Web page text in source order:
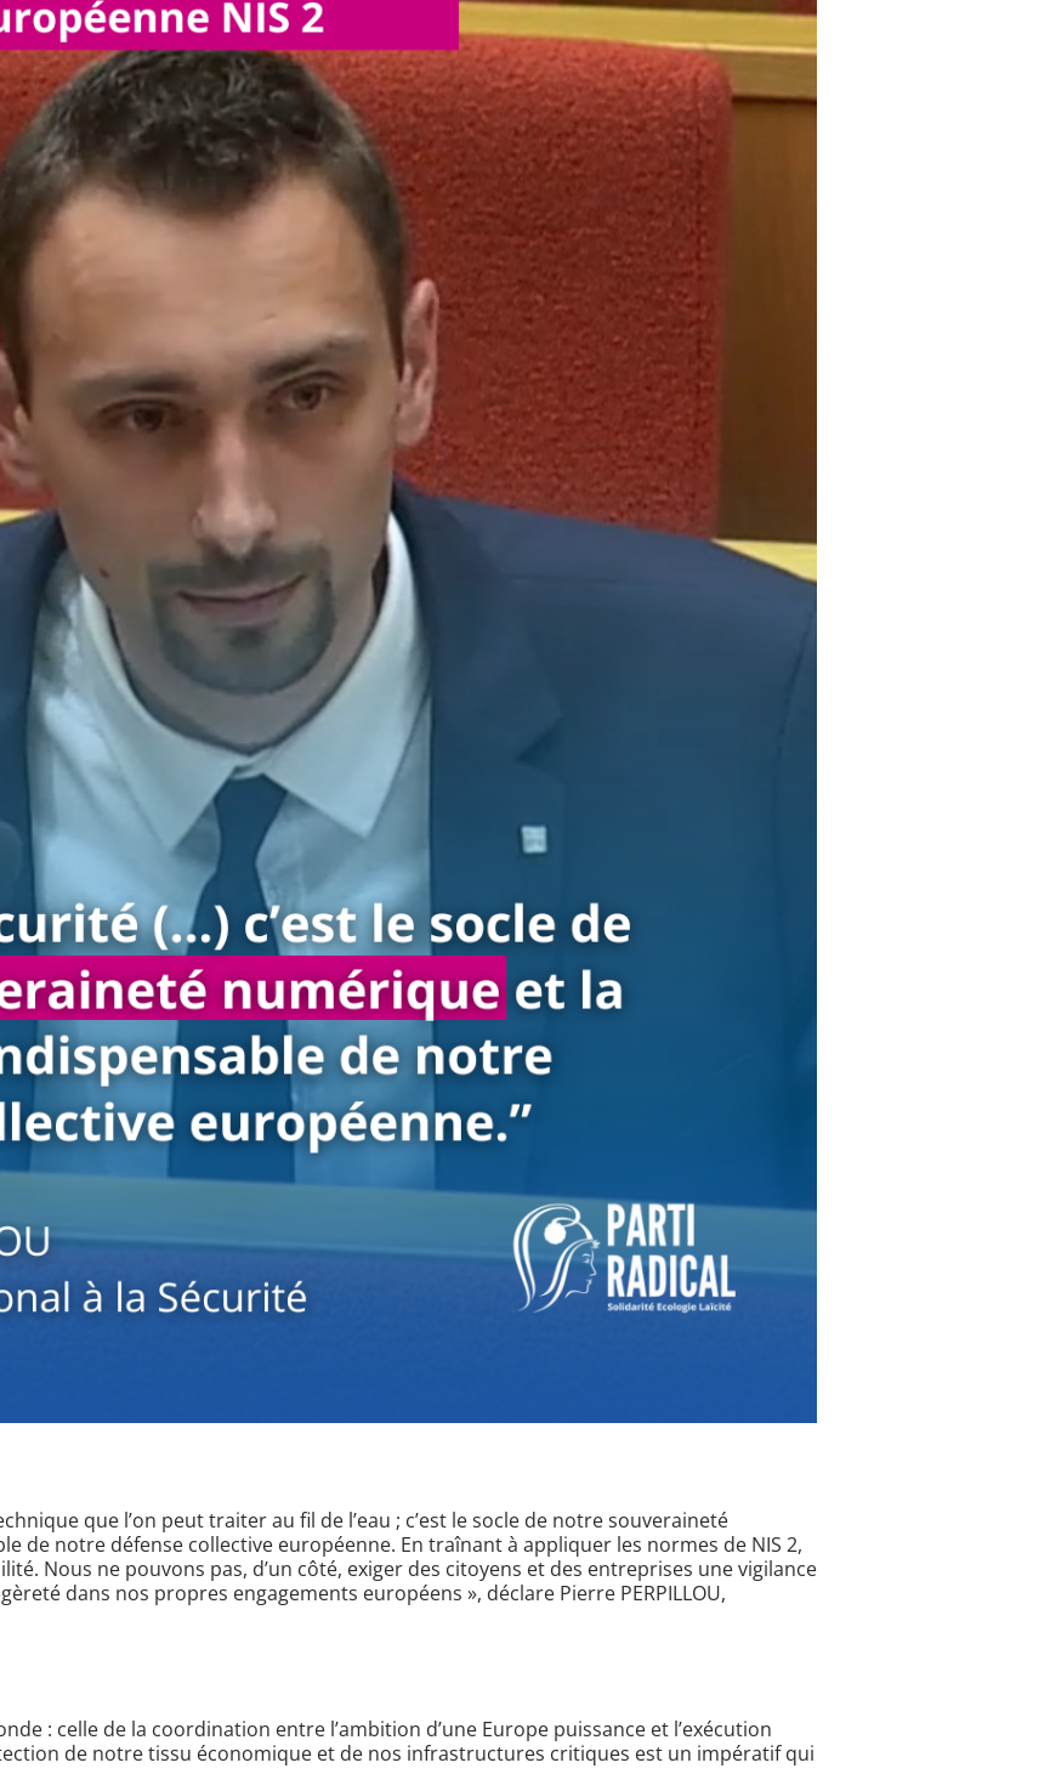
que l’on peut traiter au fil de l’eau ; c’est le socle de notre souveraineté
de notre défense collective européenne. En traînant à appliquer les normes de NIS 2,
Nous ne pouvons pas, d’un côté, exiger des citoyens et des entreprises une vigilance
dans nos propres engagements européens », déclare Pierre PERPILLOU,
: celle de la coordination entre l’ambition d’une Europe puissance et l’exécution
de notre tissu économique et de nos infrastructures critiques est un impératif qui